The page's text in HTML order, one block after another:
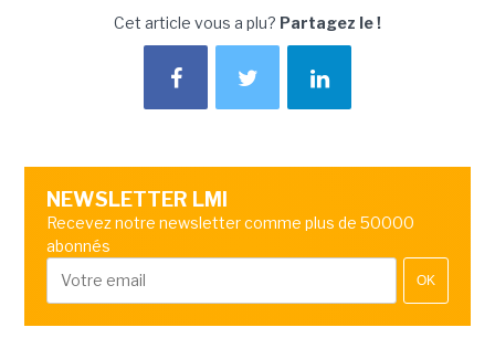
Cet article vous a plu? Partagez le !
NEWSLETTER LMI
Recevez notre newsletter comme plus de 50000
abonnés
OK